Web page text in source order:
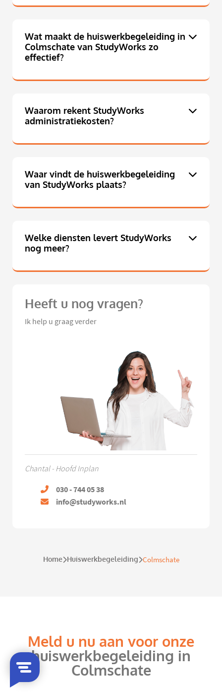
Wat maakt de huiswerkbegeleiding in
Colmschate van StudyWorks zo
effectief?
Waarom rekent StudyWorks
administratiekosten?
Waar vindt de huiswerkbegeleiding
van StudyWorks plaats?
Welke diensten levert StudyWorks
nog meer?
Heeft u nog vragen?
Ik help u graag verder
Chantal - Hoofd Inplan
030 - 744 05 38
info@studyworks.nl
Home Huiswerkbegeleiding Colmschate
Meld u nu aan voor onze
huiswerkbegeleiding in
Colmschate